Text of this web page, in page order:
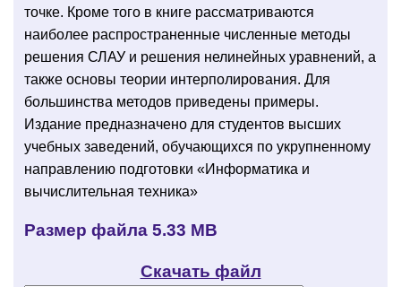
точке. Кроме того в книге рассматриваются
наиболее распространенные численные методы
решения СЛАУ и решения нелинейных уравнений, а
также основы теории интерполирования. Для
большинства методов приведены примеры.
Издание предназначено для студентов высших
учебных заведений, обучающихся по укрупненному
направлению подготовки «Информатика и
вычислительная техника»
Размер файла 5.33 МВ
Скачать файл